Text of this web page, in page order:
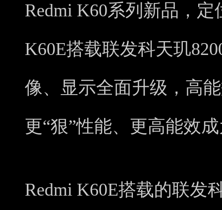
Redmi K60系列新品，
K60E搭载联发科天玑
像、显示全面升级，高
更“狠”性能、更高能效
Redmi K60E搭载的联发